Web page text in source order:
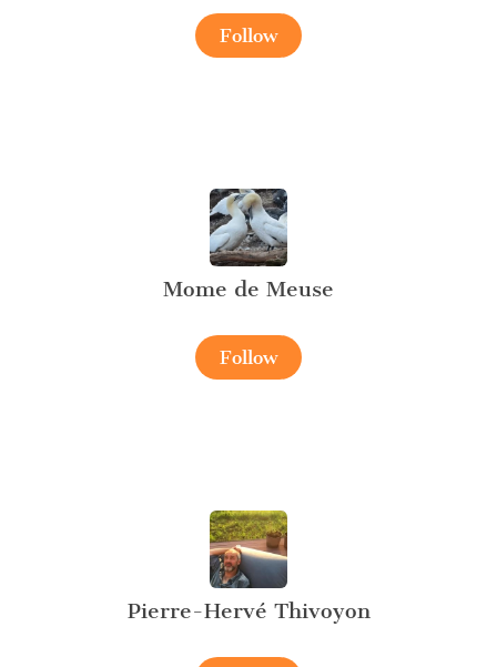
Follow
Mome de Meuse
Follow
Pierre-Hervé Thivoyon